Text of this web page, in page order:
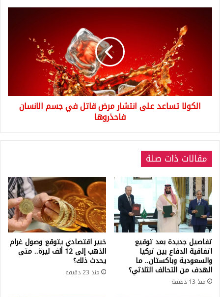
الانسان
فاحذروها
الكولا تساعد على انتشار مرض قاتل في جسم الانسان
فاحذروها
مقالات ذات صلة
تفاصيل جديدة بعد توقيع
اتفاقية الدفاع بين تركيا
والسعودية وباكستان.. ما
الهدف من التحالف الثلاثي؟
منذ 13 دقيقة
خبير اقتصادي يتوقع وصول غرام
الذهب إلى 12 ألف ليرة.. متى
يحدث ذلك؟
منذ 23 دقيقة